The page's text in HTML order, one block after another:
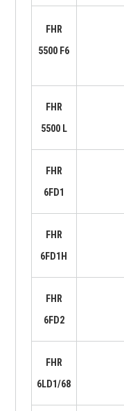
FHR
5500 F6
FHR
5500 L
FHR
6FD1
FHR
6FD1H
FHR
6FD2
FHR
6LD1/68